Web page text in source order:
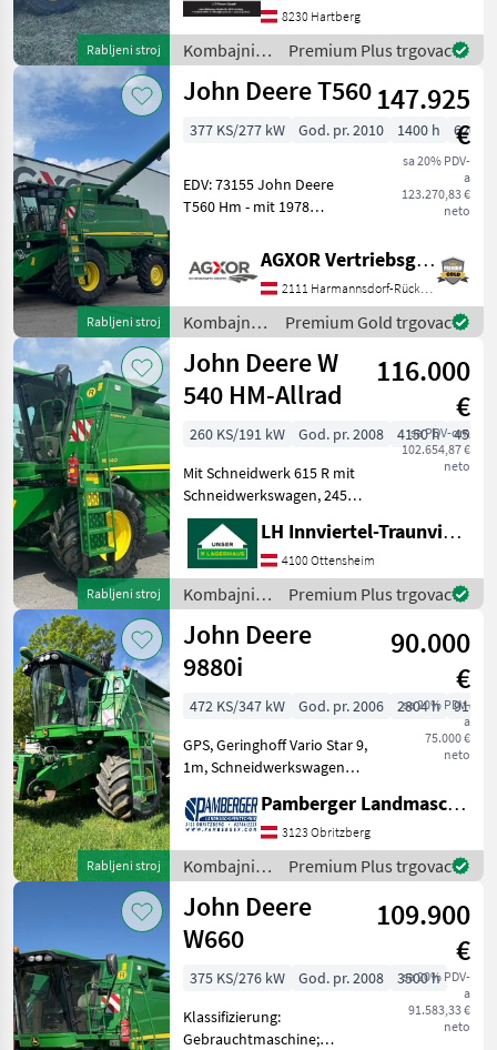
Rabljeni stroj
upotrebu Stroj se može
pogledati u #LT-Profi GmbH
#PoljoprivrednaTehnologijaZa
8230 Hartberg
Kombajni /
John Deere
Premium Plus trgovac
Rabljeni stroj
John Deere T560147.925
€
sa 20% PDV-
a
123.270,83 €
neto
377 KS/277 kW God. pr. 2010 1400 h 620
EDV: 73155 John Deere
T560 Hm - mit 1978
Trommelstunden - mit
CommandCenter - mit AHK
hinten - mit Multikuppler -
mit Hillmaster
AGXOR Vertriebsgesellschaft Ost GmbH
2111 Harmannsdorf-Rückersdorf
Kombajni /
John Deere
Premium Gold trgovac
Rabljeni stroj
John Deere W
540 HM-Allrad
116.000
€
sa PDV-om
102.654,87 €
neto
260 KS/191 kW God. pr. 2008 4150 h
455
Mit Schneidwerk 615 R mit
Schneidwerkswagen, 2450
Motorstunden, elektr
Siebverstellung,
Autocontour nSystem,
Strohhäcksler, 3 Gang
Getriebe, Maisausrüstung,
Reduziergetrieb
LH Innviertel-Traunviertel-Urfahr eGen, Ottensheim
4100 Ottensheim
Kombajni /
John Deere
Premium Plus trgovac
Rabljeni stroj
John Deere
9880i
90.000
€
sa 20% PDV-
a
75.000 €
neto
472 KS/347 kW God. pr. 2006 2804 h
910
GPS, Geringhoff Vario Star 9,
1m, Schneidwerkswagen
slamotresa, Hidrostatični
pogon, Pogon na sve
kotače (4x4), Bord
kompjuter, Mjerenje
prihoda-GPS, Ka
Pamberger Landmaschinentechnik GmbH
3123 Obritzberg
Kombajni /
John Deere
Premium Plus trgovac
John Deere
W660
109.900
€
sa 20% PDV-
a
91.583,33 €
neto
375 KS/276 kW God. pr. 2008
3500 h
Klassifizierung:
Gebrauchtmaschine;